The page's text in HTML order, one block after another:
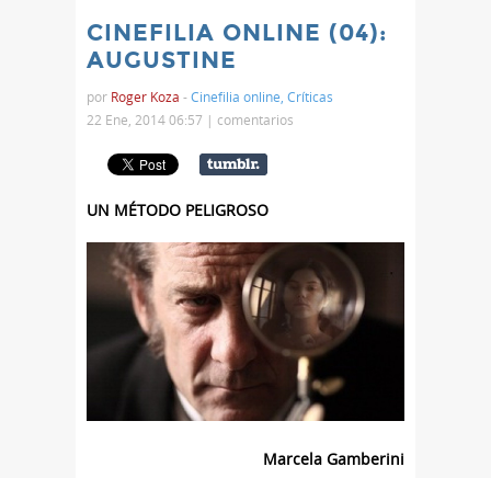
CINEFILIA ONLINE (04):
AUGUSTINE
por Roger Koza -Cinefilia online, Críticas
22 Ene, 2014 06:57 | comentarios
UN MÉTODO PELIGROSO
Marcela Gamberini